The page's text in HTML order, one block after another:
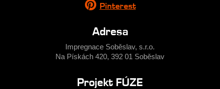
Pinterest
Adresa
Impregnace Soběslav, s.r.o.
Na Pískách 420, 392 01 Soběslav
Projekt FÚZE